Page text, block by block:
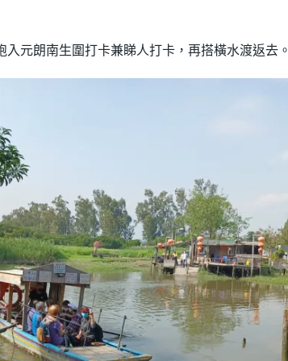
入元朗南生圍打卡兼睇人打卡，再搭橫水渡返去。